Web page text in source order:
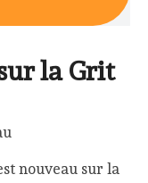
la Grit
nouveau sur la